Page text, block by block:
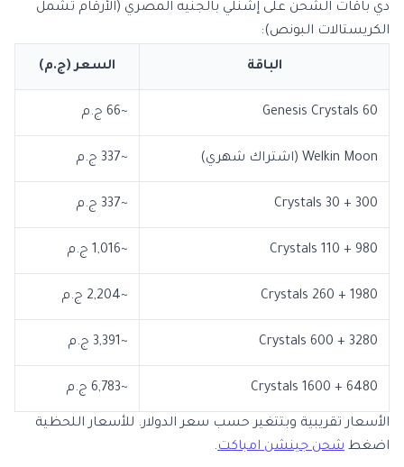
دي باقات الشحن على إشنلي بالجنيه المصري (الأرقام تشمل
الكريستالات البونص):
الباقة السعر (ج.م)
60 Genesis Crystals ~66 ج.م
Welkin Moon (اشتراك شهري) ~337 ج.م
300 + 30 Crystals ~337 ج.م
980 + 110 Crystals ~1,016 ج.م
1980 + 260 Crystals ~2,204 ج.م
3280 + 600 Crystals ~3,391 ج.م
6480 + 1600 Crystals ~6,783 ج.م
الأسعار تقريبية وبتتغير حسب سعر الدولار. للأسعار اللحظية
اضغط شحن جينشن امباكت.